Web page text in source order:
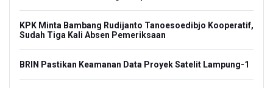
KPK Minta Bambang Rudijanto Tanoesoedibjo Kooperatif,
Sudah Tiga Kali Absen Pemeriksaan
BRIN Pastikan Keamanan Data Proyek Satelit Lampung-1